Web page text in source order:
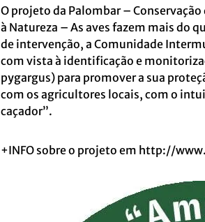
O projeto da Palombar –
à Natureza – As aves fazem mais do
de intervenção, a Comunidade
com vista à identificação e
pygargus) para promover a sua
com os agricultores locais, com o
caçador”.
+INFO sobre o projeto em http://